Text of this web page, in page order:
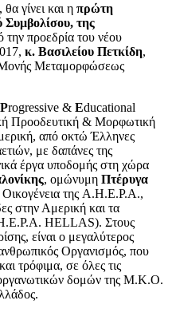
, θα γίνει και η πρώτη
Συμβολίσου, της
την προεδρία του νέου
κ. Βασιλείου Πετκίδη,
Μονής Μεταμορφώσεως
Progressive & Educational
Προοδευτική & Μορφωτική
από οκτώ Έλληνες
με δαπάνες της
έργα υποδομής στη χώρα
, ομώνυμη Πτέρυγα
της A.H.E.P.A.,
στην Αμερική και τα
HELLAS). Στους
είναι ο μεγαλύτερος
Οργανισμός, που
τρόφιμα, σε όλες τις
δομών της Μ.Κ.Ο.